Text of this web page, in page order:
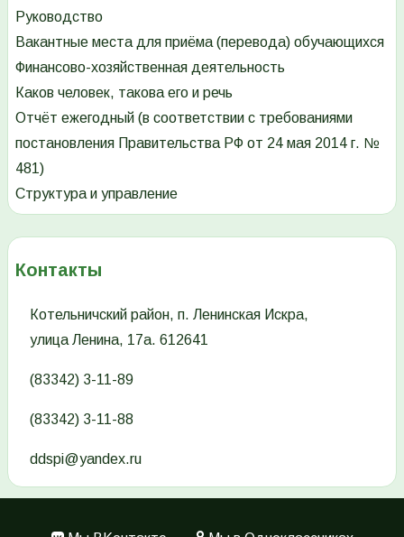
Руководство
Вакантные места для приёма (перевода) обучающихся
Финансово-хозяйственная деятельность
Каков человек, такова его и речь
Отчёт ежегодный (в соответствии с требованиями
постановления Правительства РФ от 24 мая 2014 г. №
481)
Структура и управление
Контакты
Котельничский район, п. Ленинская Искра,
улица Ленина, 17а. 612641
(83342) 3-11-89
(83342) 3-11-88
ddspi@yandex.ru